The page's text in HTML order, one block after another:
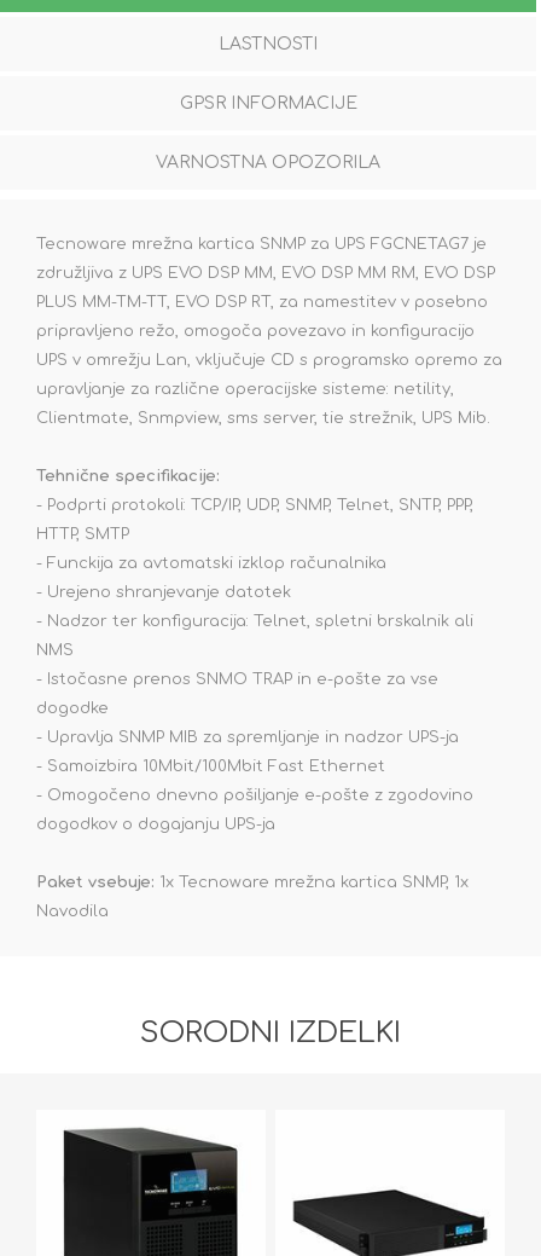
LASTNOSTI
GPSR INFORMACIJE
VARNOSTNA OPOZORILA
Tecnoware mrežna kartica SNMP za UPS FGCNETAG7 je
združljiva z UPS EVO DSP MM, EVO DSP MM RM, EVO DSP
PLUS MM-TM-TT, EVO DSP RT, za namestitev v posebno
pripravljeno režo, omogoča povezavo in konfiguracijo
UPS v omrežju Lan, vključuje CD s programsko opremo za
upravljanje za različne operacijske sisteme: netility,
Clientmate, Snmpview, sms server, tie strežnik, UPS Mib.
Tehnične specifikacije:
- Podprti protokoli: TCP/IP, UDP, SNMP, Telnet, SNTP, PPP,
HTTP, SMTP
- Funckija za avtomatski izklop računalnika
- Urejeno shranjevanje datotek
- Nadzor ter konfiguracija: Telnet, spletni brskalnik ali
NMS
- Istočasne prenos SNMO TRAP in e-pošte za vse
dogodke
- Upravlja SNMP MIB za spremljanje in nadzor UPS-ja
- Samoizbira 10Mbit/100Mbit Fast Ethernet
- Omogočeno dnevno pošiljanje e-pošte z zgodovino
dogodkov o dogajanju UPS-ja
Paket vsebuje: 1x Tecnoware mrežna kartica SNMP, 1x
Navodila
SORODNI IZDELKI